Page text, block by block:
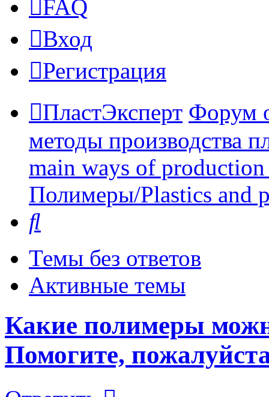
FAQ
Вход
Регистрация
ПластЭксперт Форум
методы производства
main ways of
Полимеры/Plastics and
Темы без ответов
Активные темы
Какие полимеры
Помогите,